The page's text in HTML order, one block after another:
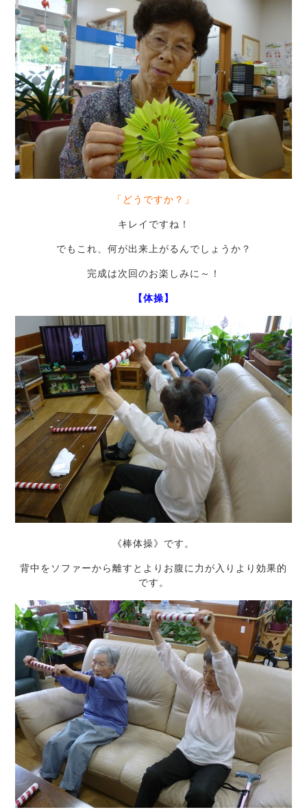
「どうですか？」
キレイですね！
でもこれ、何が出来上がるんでしょうか？
完成は次回のお楽しみに～！
【体操】
《棒体操》です。
背中をソファーから離すとよりお腹に力が入りより効果的
です。